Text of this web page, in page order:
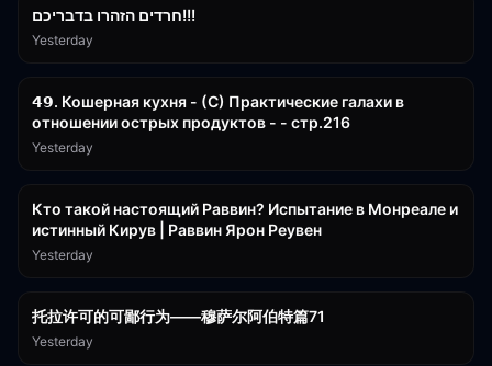
חרדים הזהרו בדבריכם!!!
Yesterday
𝟰𝟵. Кошерная кухня - (С) Практические галахи в
отношении острых продуктов - - стр.216
Yesterday
Кто такой настоящий Раввин? Испытание в Монреале и
истинный Кирув | Раввин Ярон Реувен
Yesterday
托拉许可的可鄙行为——穆萨尔阿伯特篇71
Yesterday